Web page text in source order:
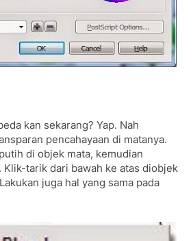
kan sekarang? Yap. Nah
pencahayaan di matanya.
di objek mata, kemudian
. Klik-tarik dari bawah ke atas diobjek
juga hal yang sama pada